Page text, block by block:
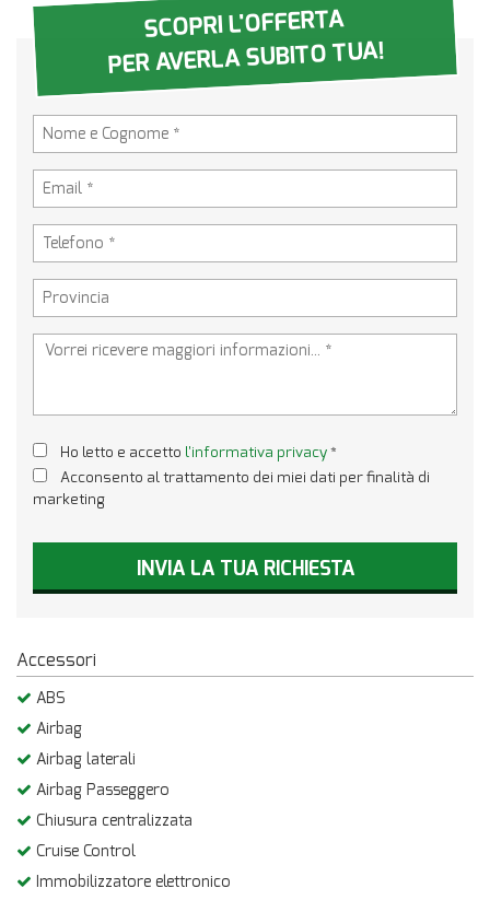
SCOPRI L'OFFERTA
PER AVERLA SUBITO TUA!
Ho letto e accetto l'informativa privacy*
Acconsento al trattamento dei miei dati per finalità di
marketing
INVIA LA TUA RICHIESTA
Accessori
ABS
Airbag
Airbag laterali
Airbag Passeggero
Chiusura centralizzata
Cruise Control
Immobilizzatore elettronico